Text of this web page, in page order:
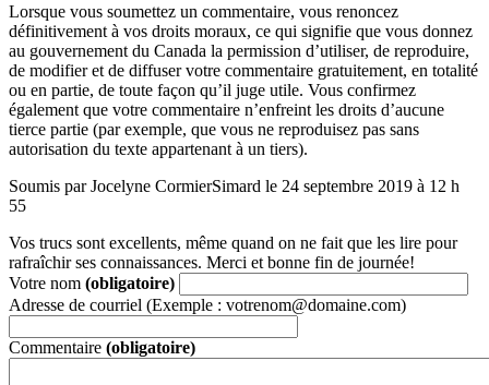
Lorsque vous soumettez un commentaire, vous renoncez
définitivement à vos droits moraux, ce qui signifie que vous donnez
au gouvernement du Canada la permission d’utiliser, de reproduire,
de modifier et de diffuser votre commentaire gratuitement, en totalité
ou en partie, de toute façon qu’il juge utile. Vous confirmez
également que votre commentaire n’enfreint les droits d’aucune
tierce partie (par exemple, que vous ne reproduisez pas sans
autorisation du texte appartenant à un tiers).
Soumis par Jocelyne CormierSimard le 24 septembre 2019 à 12 h
55
Vos trucs sont excellents, même quand on ne fait que les lire pour
rafraîchir ses connaissances. Merci et bonne fin de journée!
Votre nom (obligatoire)
Adresse de courriel (Exemple : votrenom@domaine.com)
Commentaire (obligatoire)